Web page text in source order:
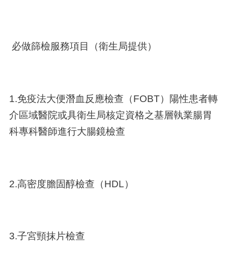
必做篩檢服務項目（衛生局提供）
1.免疫法大便潛血反應檢查（FOBT）陽性患者轉
介區域醫院或具衛生局核定資格之基層執業腸胃
科專科醫師進行大腸鏡檢查
2.高密度膽固醇檢查（HDL）
3.子宮頸抹片檢查